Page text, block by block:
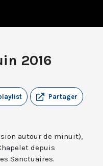
2016
Partager
autour de minuit),
depuis
Sanctuaires.